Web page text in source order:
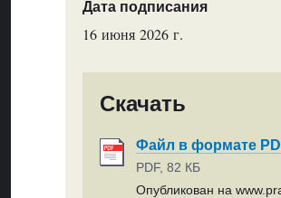
Дата подписания
16 июня 2026 г.
Скачать
Файл в формате
PDF, 82 КБ
Опубликован на